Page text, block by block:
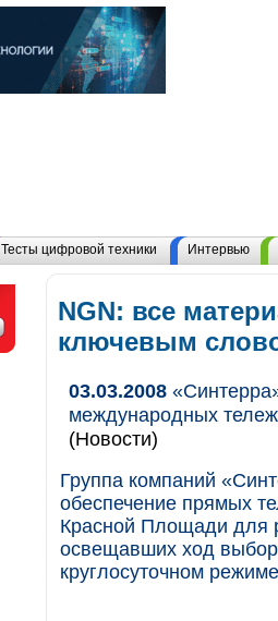
Тесты цифровой техники Интервью
NGN: все
ключевым
03.03.2008
международных
(Новости)
Группа компаний
обеспечение прямых
Красной Площади для
освещавших ход
круглосуточном